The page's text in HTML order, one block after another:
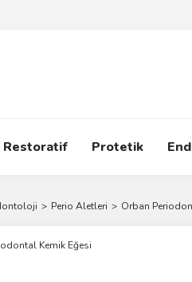
Restoratif Protetik
Perio Aletleri Orban